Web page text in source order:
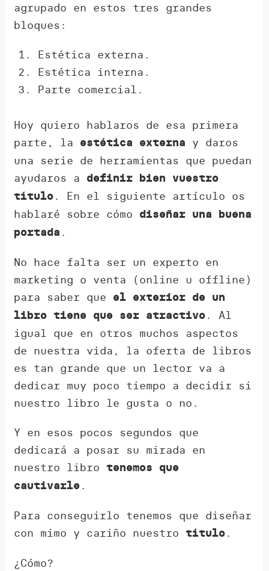
agrupado en estos tres grandes
bloques:
Estética externa.
Estética interna.
Parte comercial.
Hoy quiero hablaros de esa primera
parte, la estética externa y daros
una serie de herramientas que puedan
ayudaros a definir bien vuestro
título. En el siguiente artículo os
hablaré sobre cómo diseñar una buena
portada .
No hace falta ser un experto en
marketing o venta (online u offline)
para saber que el exterior de un
libro tiene que ser atractivo. Al
igual que en otros muchos aspectos
de nuestra vida, la oferta de libros
es tan grande que un lector va a
dedicar muy poco tiempo a decidir si
nuestro libro le gusta o no.
Y en esos pocos segundos que
dedicará a posar su mirada en
nuestro libro tenemos que
cautivarle .
Para conseguirlo tenemos que diseñar
con mimo y cariño nuestro título.
¿Cómo?